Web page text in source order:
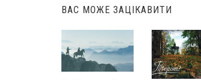
ВАС МОЖЕ ЗАЦІКАВИТИ